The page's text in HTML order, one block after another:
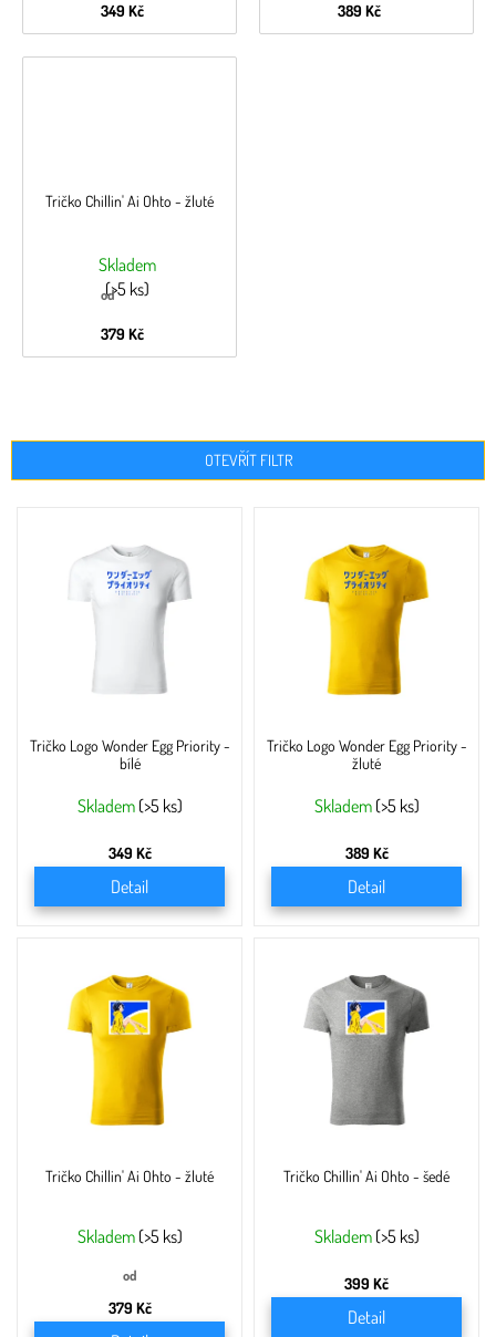
349 Kč 389 Kč
Tričko Chillin' Ai Ohto - žluté
Skladem
(>5 ks)
od
379 Kč
OTEVŘÍT FILTR
Tričko Logo Wonder Egg Priority -
bílé
Skladem (>5 ks)
349 Kč
Detail
Tričko Logo Wonder Egg Priority -
žluté
Skladem (>5 ks)
389 Kč
Detail
Tričko Chillin' Ai Ohto - žluté
Skladem (>5 ks)
od
379 Kč
Tričko Chillin' Ai Ohto - šedé
Skladem (>5 ks)
399 Kč
Detail